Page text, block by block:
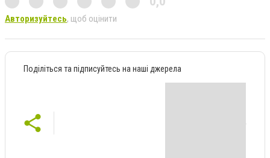
Авторизуйтесь, щоб оцінити
Поділіться та підписуйтесь на наші джерела